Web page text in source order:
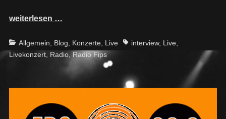
weiterlesen …
Categories
Allgemein Blog Konzerte, Live Tagsinterview, Live,
Livekonzert, Radio, Radio Fips